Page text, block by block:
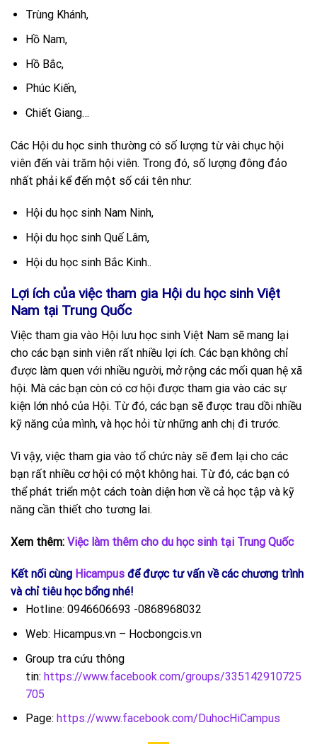
Trùng Khánh,
Hồ Nam,
Hồ Bắc,
Phúc Kiến,
Chiết Giang…
Các Hội du học sinh thường có số lượng từ vài chục hội
viên đến vài trăm hội viên. Trong đó, số lượng đông đảo
nhất phải kể đến một số cái tên như:
Hội du học sinh Nam Ninh,
Hội du học sinh Quế Lâm,
Hội du học sinh Bắc Kinh..
Lợi ích của việc tham gia Hội du học sinh Việt
Nam tại Trung Quốc
Việc tham gia vào Hội lưu học sinh Việt Nam sẽ mang lại
cho các bạn sinh viên rất nhiều lợi ích. Các bạn không chỉ
được làm quen với nhiều người, mở rộng các mối quan hệ xã
hội. Mà các bạn còn có cơ hội được tham gia vào các sự
kiện lớn nhỏ của Hội. Từ đó, các bạn sẽ được trau dồi nhiều
kỹ năng của mình, và học hỏi từ những anh chị đi trước.
Vì vậy, việc tham gia vào tổ chức này sẽ đem lại cho các
bạn rất nhiều cơ hội có một không hai. Từ đó, các bạn có
thể phát triển một cách toàn diện hơn về cả học tập và kỹ
năng cần thiết cho tương lai.
Xem thêm: Việc làm thêm cho du học sinh tại Trung Quốc
Kết nối cùng Hicampus để được tư vấn về các chương trình
và chỉ tiêu học bổng nhé!
Hotline: 0946606693 -0868968032
Web: Hicampus.vn – Hocbongcis.vn
Group tra cứu thông
tin: https://www.facebook.com/groups/335142910725
705
Page: https://www.facebook.com/DuhocHiCampus